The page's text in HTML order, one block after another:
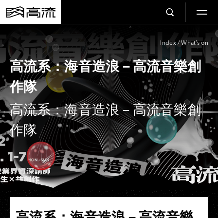
Index / What’s on
高流系：海音造浪－高流音樂創
作隊
高流系：海音造浪－高流音樂創
作隊